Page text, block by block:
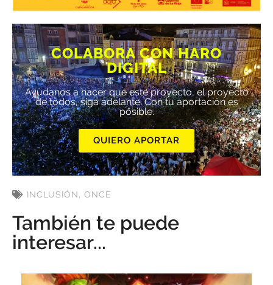
COLABORA CON HARO
DIGITAL
Ayúdanos a hacer que este proyecto, el proyecto
de todos, siga adelante. Con tu aportación es
posible.
QUIERO APORTAR
INCLUSIÓN, ONCE
También te puede
interesar...